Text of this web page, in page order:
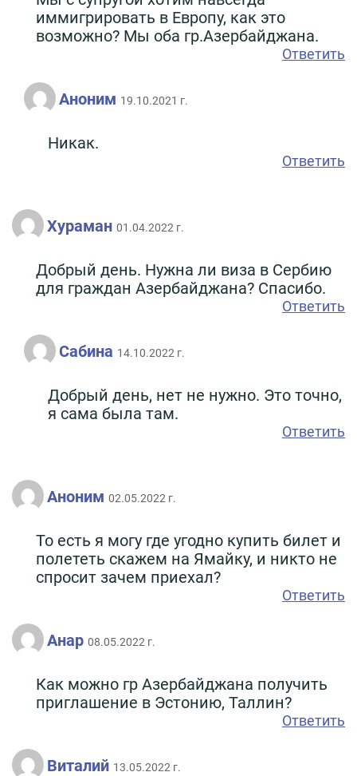
иммигрировать в Европу, как это
возможно? Мы оба гр.Азербайджана.
Ответить
Аноним 19.10.2021 г.
Никак.
Ответить
Хураман 01.04.2022 г.
Добрый день. Нужна ли виза в Сербию
для граждан Азербайджана? Спасибо.
Ответить
Сабина 14.10.2022 г.
Добрый день, нет не нужно. Это точно,
я сама была там.
Ответить
Аноним 02.05.2022 г.
То есть я могу где угодно купить билет и
полететь скажем на Ямайку, и никто не
спросит зачем приехал?
Ответить
Анар 08.05.2022 г.
Как можно гр Азербайджана получить
приглашение в Эстонию, Таллин?
Ответить
Виталий 13.05.2022 г.